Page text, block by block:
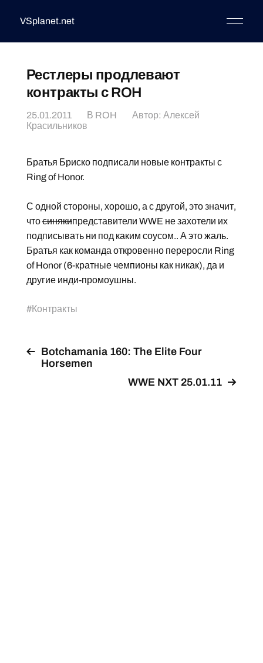
VSplanet.net
Рестлеры продлевают
контракты с ROH
25.01.2011 В ROH Автор: Алексей
Красильников
Братья Бриско подписали новые контракты с
Ring of Honor.
С одной стороны, хорошо, а с другой, это значит,
чтосинякипредставители WWE не захотели их
подписывать ни под каким соусом.. А это жаль.
Братья как команда откровенно переросли Ring
of Honor (6-кратные чемпионы как никак), да и
другие инди-промоушны.
#Контракты
Botchamania 160: The Elite Four
Horsemen
WWE NXT 25.01.11